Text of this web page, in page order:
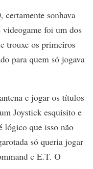
certamente sonhava
videogame foi um dos
trouxe os primeiros
para quem só jogava
e jogar os títulos
Joystick esquisito e
lógico que isso não
só queria jogar
e E.T. O